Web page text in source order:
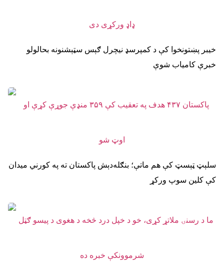
خیبر پښتونخوا کې د کمپرسډ نیچرل ګېس سټېشنونه بحالولو
خبرې کامیاب شوې
سلېټ ټېسټ کې هم ماتې؛ بنګله‌دېش پاکستان ته په کورني میدان
کې کلین سوپ ورکړ